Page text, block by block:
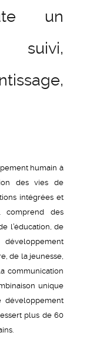
un
suivi,
humain à
des vies de
intégrées et
comprend des
l’éducation, de
de la jeunesse,
communication
unique
développement
plus de 60